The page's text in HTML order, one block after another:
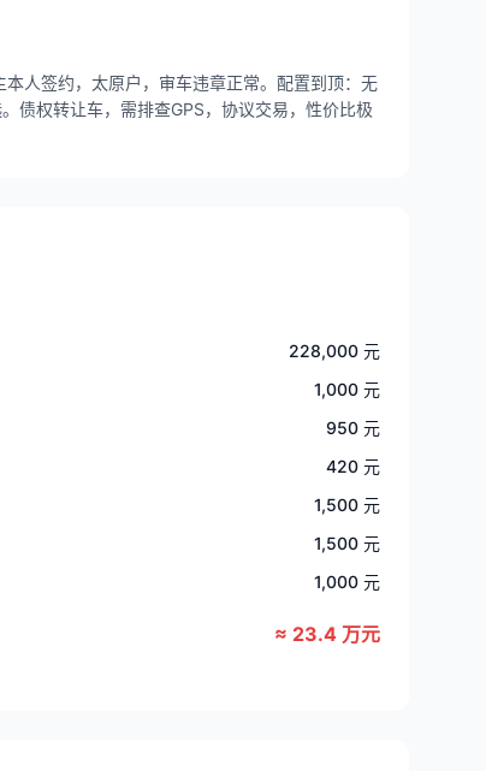
人签约，太原户，审车违章正常。配置到顶：无
债权转让车，需排查GPS，协议交易，性价比极
228,000 元
1,000 元
950 元
420 元
1,500 元
1,500 元
1,000 元
≈ 23.4 万元